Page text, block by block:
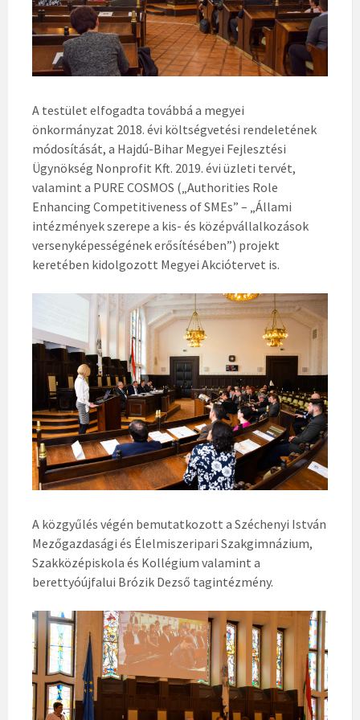
A testület elfogadta továbbá a megyei
önkormányzat 2018. évi költségvetési rendeletének
módosítását, a Hajdú-Bihar Megyei Fejlesztési
Ügynökség Nonprofit Kft. 2019. évi üzleti tervét,
valamint a PURE COSMOS („Authorities Role
Enhancing Competitiveness of SMEs” – „Állami
intézmények szerepe a kis- és középvállalkozások
versenyképességének erősítésében”) projekt
keretében kidolgozott Megyei Akciótervet is.
A közgyűlés végén bemutatkozott a Széchenyi István
Mezőgazdasági és Élelmiszeripari Szakgimnázium,
Szakközépiskola és Kollégium valamint a
berettyóújfalui Brózik Dezső tagintézmény.